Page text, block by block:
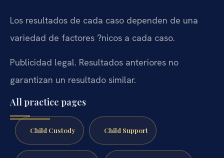
Los resultados de cada caso dependen de una
variedad de factores ?nicos a cada caso.
Publicidad legal. Resultados anteriores no
garantizan un resultado similar.
All practice pages
Child Custody Child Support